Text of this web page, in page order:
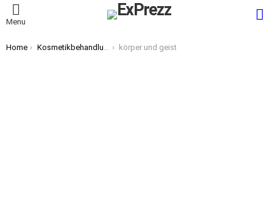
Menu
You are here:
Home Kosmetikbehandlungen für Körper und Geist körper und geist